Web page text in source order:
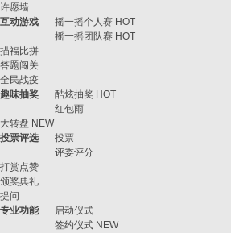
许愿墙
互动游戏
摇一摇个人赛 HOT
摇一摇团队赛 HOT
描福比拼
答题闯关
全民战疫
趣味抽奖
酷炫抽奖 HOT
红包雨
大转盘 NEW
投票评选
投票
评委评分
打赏点赞
颁奖典礼
提问
专业功能
启动仪式
签约仪式 NEW